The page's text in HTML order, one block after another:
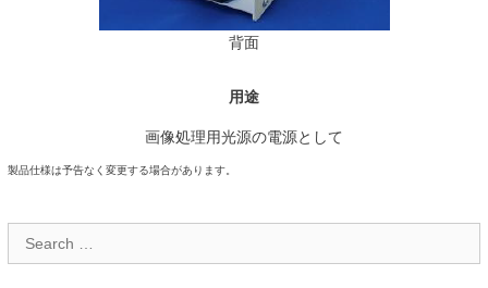
背面
用途
画像処理用光源の電源として
製品仕様は予告なく変更する場合があります。